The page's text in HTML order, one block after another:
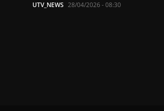
UTV_NEWS 28/04/2026 - 08:30